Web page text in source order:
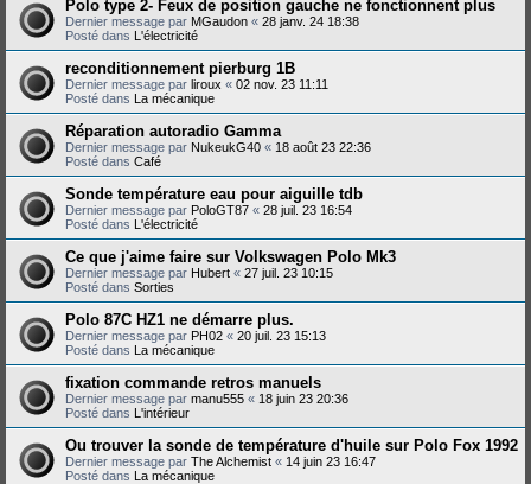
Polo type 2- Feux de position gauche ne fonctionnent plus
Dernier message par MGaudon « 28 janv. 24 18:38
Posté dans L'électricité
reconditionnement pierburg 1B
Dernier message par liroux « 02 nov. 23 11:11
Posté dans La mécanique
Réparation autoradio Gamma
Dernier message par NukeukG40 « 18 août 23 22:36
Posté dans Café
Sonde température eau pour aiguille tdb
Dernier message par PoloGT87 « 28 juil. 23 16:54
Posté dans L'électricité
Ce que j'aime faire sur Volkswagen Polo Mk3
Dernier message par Hubert « 27 juil. 23 10:15
Posté dans Sorties
Polo 87C HZ1 ne démarre plus.
Dernier message par PH02 « 20 juil. 23 15:13
Posté dans La mécanique
fixation commande retros manuels
Dernier message par manu555 « 18 juin 23 20:36
Posté dans L'intérieur
Ou trouver la sonde de température d'huile sur Polo Fox 1992
Dernier message par The Alchemist « 14 juin 23 16:47
Posté dans La mécanique